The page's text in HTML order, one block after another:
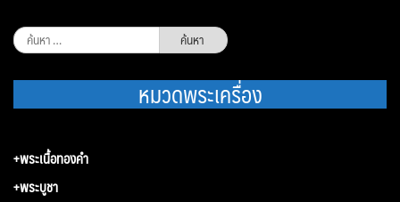
ค้นหา
สำหรับ:
หมวดพระเครื่อง
+พระเนื้อทองคำ
+พระบูชา